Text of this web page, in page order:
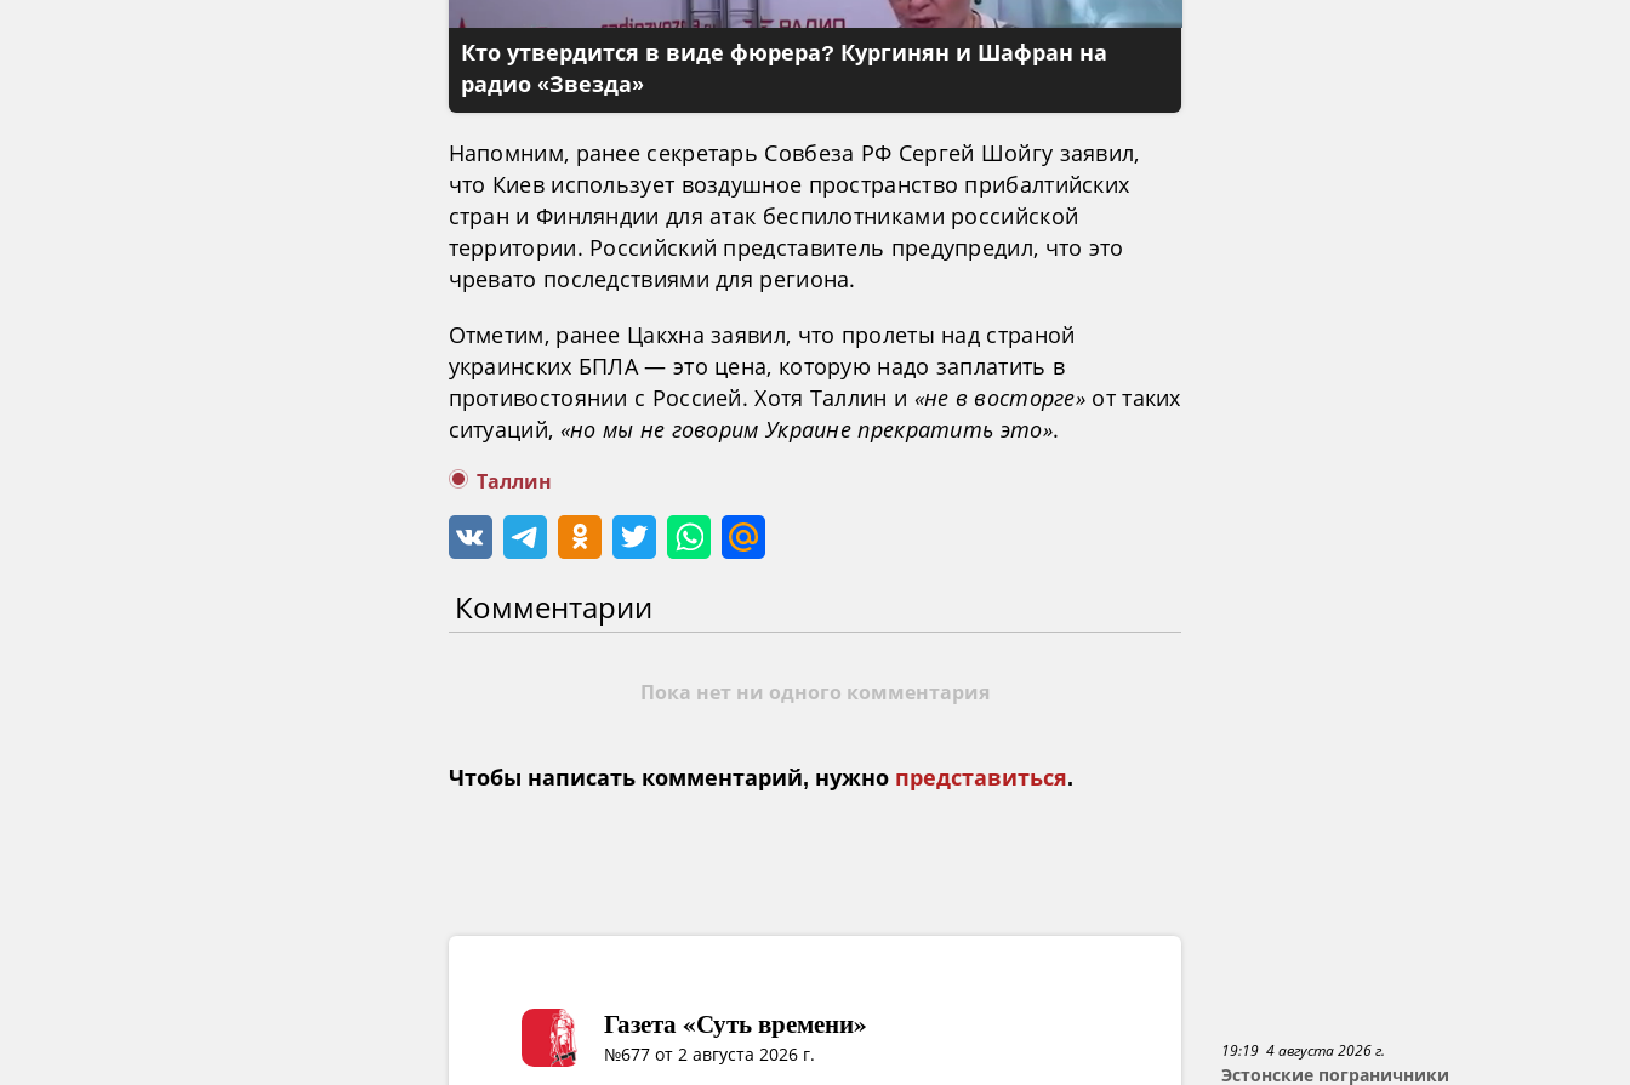
Кто утвердится в виде фюрера? Кургинян и Шафран на
радио «Звезда»
Напомним, ранее секретарь Совбеза РФ Сергей Шойгу заявил,
что Киев использует воздушное пространство прибалтийских
стран и Финляндии для атак беспилотниками российской
территории. Российский представитель предупредил, что это
чревато последствиями для региона.
Отметим, ранее Цакхна заявил, что пролеты над страной
украинских БПЛА — это цена, которую надо заплатить в
противостоянии с Россией. Хотя Таллин и «не в восторге» от таких
ситуаций, «но мы не говорим Украине прекратить это».
Таллин
Комментарии
Пока нет ни одного комментария
Чтобы написать комментарий, нужно представиться.
19:19 4 августа 2026 г.
Эстонские пограничники
Газета «Суть времени»
№677 от 2 августа 2026 г.